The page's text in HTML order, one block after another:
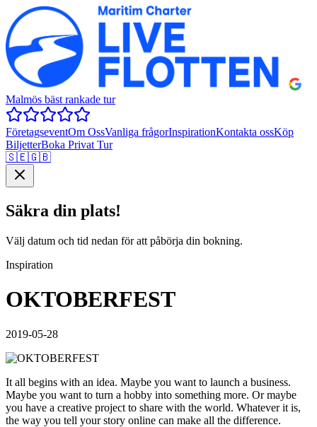
Malmös bäst rankade tur
FöretagseventOm OssVanliga frågorInspirationKontakta ossKöp
BiljetterBoka Privat Tur
🇸🇪🇬🇧
Säkra din plats!
Välj datum och tid nedan för att påbörja din bokning.
Inspiration
OKTOBERFEST
2019-05-28
It all begins with an idea. Maybe you want to launch a business.
Maybe you want to turn a hobby into something more. Or maybe
you have a creative project to share with the world. Whatever it is,
the way you tell your story online can make all the difference.